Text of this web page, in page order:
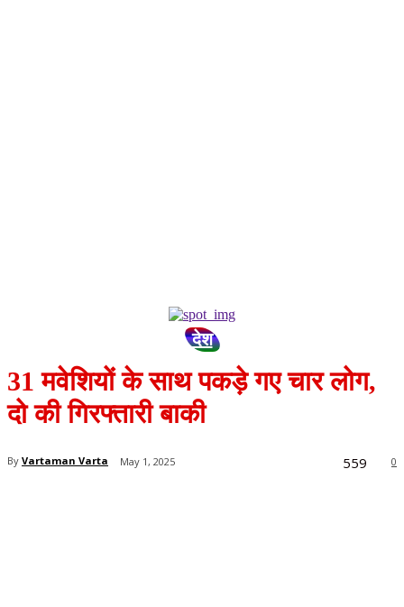
देश
31 मवेशियों के साथ पकड़े गए चार लोग,
दो की गिरफ्तारी बाकी
By Vartaman Varta May 1, 2025 0
559